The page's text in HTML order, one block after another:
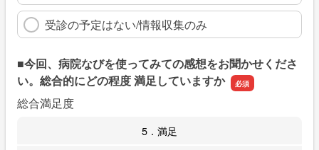
受診の予定はない/情報収集のみ
■今回、病院なびを使ってみての感想をお聞かせくださ
い。総合的にどの程度 満足していますか
総合満足度
5．満足